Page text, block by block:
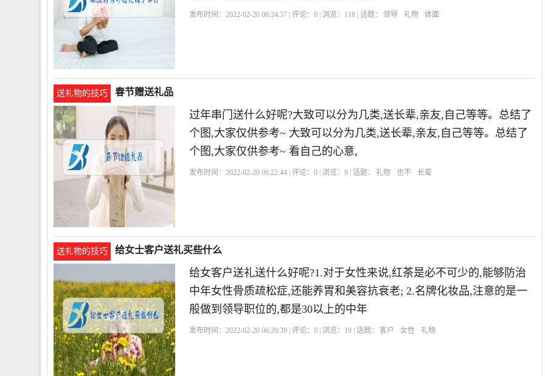
发布时间：2022-02-20 06:24:57 | 评论：0 | 浏览： 118 | 话题： 领导 礼物 体面
送礼物的技巧 春节赠送礼品
过年串门送什么好呢?大致可以分为几类,送长辈,亲友,自己等等。总结了
个图,大家仅供参考~ 大致可以分为几类,送长辈,亲友,自己等等。总结了
个图,大家仅供参考~ 看自己的心意,
发布时间：2022-02-20 06:22:44 | 评论：0 | 浏览：9 | 话题： 礼物 也不 长辈
送礼物的技巧 给女士客户送礼买些什么
给女客户送礼送什么好呢?1.对于女性来说,红茶是必不可少的,能够防治
中年女性骨质疏松症,还能养胃和美容抗衰老; 2.名牌化妆品,注意的是一
般做到领导职位的,都是30以上的中年
发布时间：2022-02-20 06:20:39 | 评论：0 | 浏览： 19 | 话题： 客户 女性 礼物